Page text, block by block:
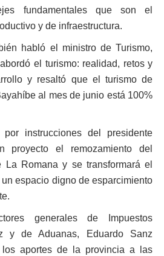
fundamentales que son el
y de infraestructura.
habló el ministro de Turismo,
el turismo: realidad, retos y
y resaltó que el turismo de
al mes de junio está 100%
instrucciones del presidente
proyecto el remozamiento del
La Romana y se transformará el
espacio digno de esparcimiento
generales de Impuestos
y de Aduanas, Eduardo Sanz
los aportes de la provincia a las